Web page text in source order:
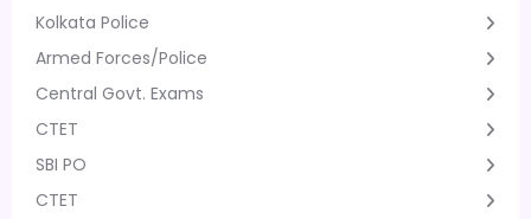
Kolkata Police
Armed Forces/Police
Central Govt. Exams
CTET
SBI PO
CTET